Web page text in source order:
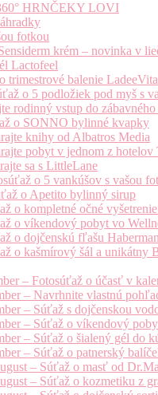
HRNČEKY LOVI
fotkou
krém – novinka v
Lactofeel
trimestrové balenie LadeeVita
o 5 podložiek pod myš s
rodinný vstup do
o SONNO bylinné kvapky
knihy od Albatros Media
pobyt v jednom z
sa s LittleLane
o 5 vankúšov s vašou
o Apetito bylinný sirup
o kompletné očné
o víkendový pobyt vo
o dojčenskú fľašu Haberman
o kašmírový šál a unikátny
– Fotosúťaž o účasť v
– Navrhnite vlastnú
– Súťaž s dojčenskou
– Súťaž o víkendový
– Súťaž o šialený gél do
– Súťaž o patnerský
– Súťaž o masť od
– Súťaž o kozmetiku z